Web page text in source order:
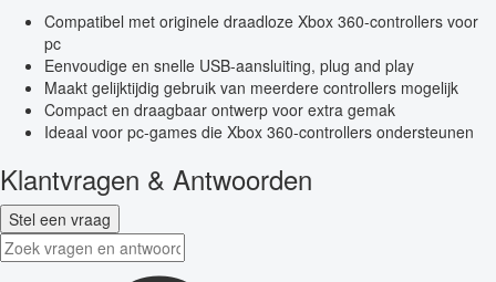
Compatibel met originele draadloze Xbox 360-controllers voor
pc
Eenvoudige en snelle USB-aansluiting, plug and play
Maakt gelijktijdig gebruik van meerdere controllers mogelijk
Compact en draagbaar ontwerp voor extra gemak
Ideaal voor pc-games die Xbox 360-controllers ondersteunen
Klantvragen & Antwoorden
Stel een vraag